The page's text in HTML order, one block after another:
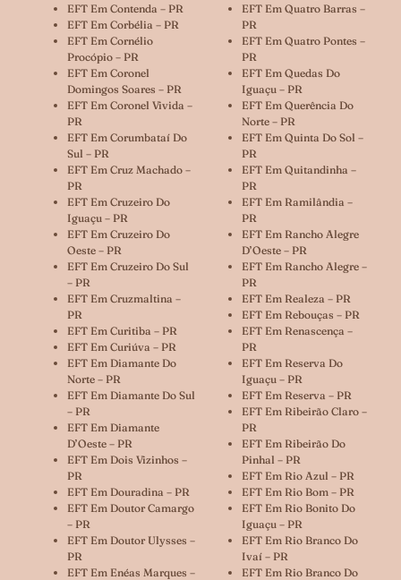
EFT Em Contenda – PR
EFT Em Corbélia – PR
EFT Em Cornélio
Procópio – PR
EFT Em Coronel
Domingos Soares – PR
EFT Em Coronel Vivida –
PR
EFT Em Corumbataí Do
Sul – PR
EFT Em Cruz Machado –
PR
EFT Em Cruzeiro Do
Iguaçu – PR
EFT Em Cruzeiro Do
Oeste – PR
EFT Em Cruzeiro Do Sul
– PR
EFT Em Cruzmaltina –
PR
EFT Em Curitiba – PR
EFT Em Curiúva – PR
EFT Em Diamante Do
Norte – PR
EFT Em Diamante Do Sul
– PR
EFT Em Diamante
D’Oeste – PR
EFT Em Dois Vizinhos –
PR
EFT Em Douradina – PR
EFT Em Doutor Camargo
– PR
EFT Em Doutor Ulysses –
PR
EFT Em Enéas Marques –
EFT Em Quatro Barras –
PR
EFT Em Quatro Pontes –
PR
EFT Em Quedas Do
Iguaçu – PR
EFT Em Querência Do
Norte – PR
EFT Em Quinta Do Sol –
PR
EFT Em Quitandinha –
PR
EFT Em Ramilândia –
PR
EFT Em Rancho Alegre
D’Oeste – PR
EFT Em Rancho Alegre –
PR
EFT Em Realeza – PR
EFT Em Rebouças – PR
EFT Em Renascença –
PR
EFT Em Reserva Do
Iguaçu – PR
EFT Em Reserva – PR
EFT Em Ribeirão Claro –
PR
EFT Em Ribeirão Do
Pinhal – PR
EFT Em Rio Azul – PR
EFT Em Rio Bom – PR
EFT Em Rio Bonito Do
Iguaçu – PR
EFT Em Rio Branco Do
Ivaí – PR
EFT Em Rio Branco Do